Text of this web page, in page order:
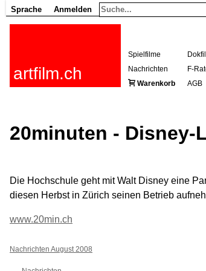
Sprache Anmelden
artfilm.ch
Spielfilme
Nachrichten
F-
Warenkorb
AGB
20minuten - Disney-
Die Hochschule geht mit Walt Disney eine
diesen Herbst in Zürich seinen Betrieb
www.20min.ch
Nachrichten August 2008